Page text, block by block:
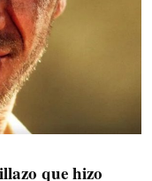
que hizo